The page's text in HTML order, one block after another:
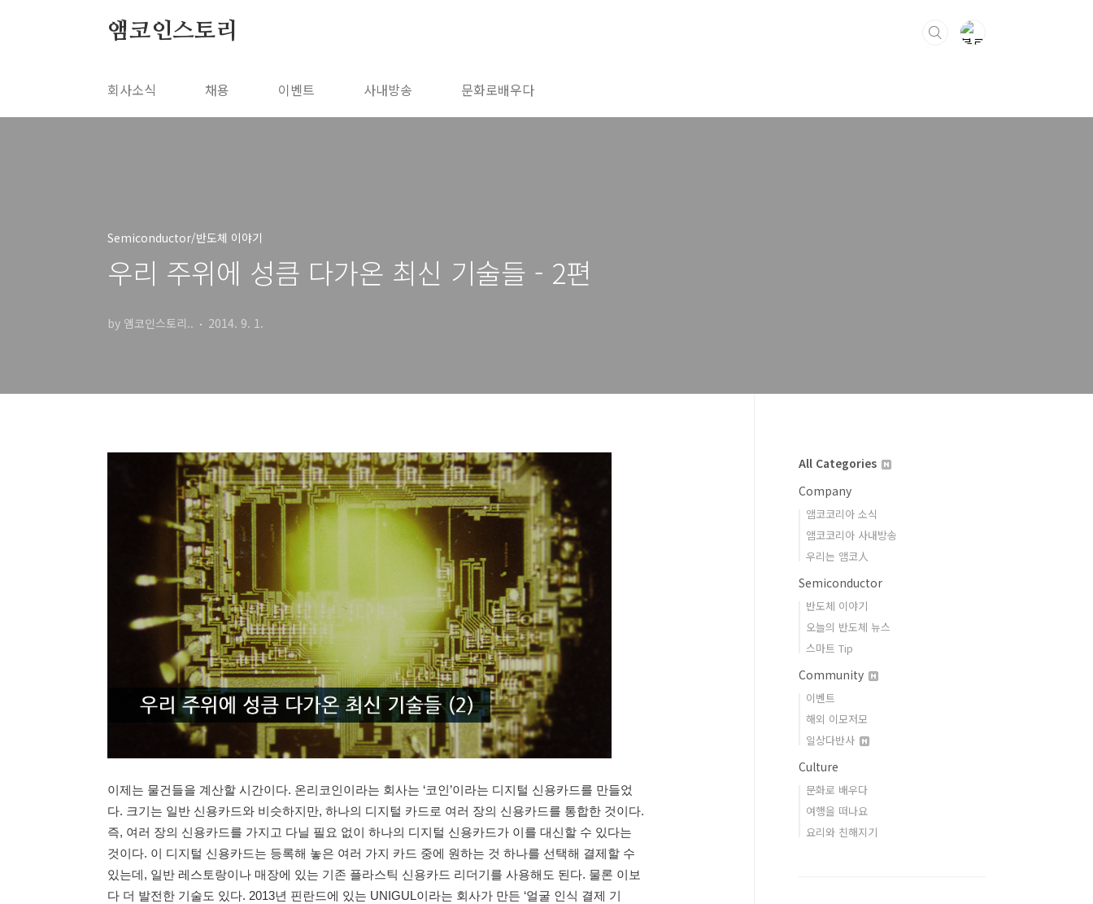
앰코인스토리
회사소식 채용 이벤트 사내방송 문화로배우다
Semiconductor/반도체 이야기
우리 주위에 성큼 다가온 최신 기술들 - 2편
by 앰코인스토리.. 2014. 9. 1.
이제는 물건들을 계산할 시간이다. 온리코인이라는 회사는 ‘코인’이라는 디지털 신용카드를 만들었
다. 크기는 일반 신용카드와 비슷하지만, 하나의 디지털 카드로 여러 장의 신용카드를 통합한 것이다.
즉, 여러 장의 신용카드를 가지고 다닐 필요 없이 하나의 디지털 신용카드가 이를 대신할 수 있다는
것이다. 이 디지털 신용카드는 등록해 놓은 여러 가지 카드 중에 원하는 것 하나를 선택해 결제할 수
있는데, 일반 레스토랑이나 매장에 있는 기존 플라스틱 신용카드 리더기를 사용해도 된다. 물론 이보
다 더 발전한 기술도 있다. 2013년 핀란드에 있는 UNIGUL이라는 회사가 만든 ‘얼굴 인식 결제 기
All Categories
Company
앰코코리아 소식
앰코코리아 사내방송
우리는 앰코人
Semiconductor
반도체 이야기
오늘의 반도체 뉴스
스마트 Tip
Community
이벤트
해외 이모저모
일상다반사
Culture
문화로 배우다
여행을 떠나요
요리와 친해지기